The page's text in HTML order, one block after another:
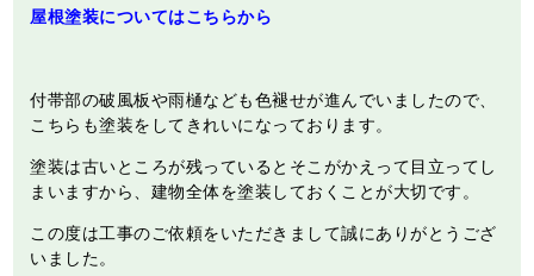
屋根塗装についてはこちらから
付帯部の破風板や雨樋なども色褪せが進んでいましたので、
こちらも塗装をしてきれいになっております。
塗装は古いところが残っているとそこがかえって目立ってし
まいますから、建物全体を塗装しておくことが大切です。
この度は工事のご依頼をいただきまして誠にありがとうござ
いました。